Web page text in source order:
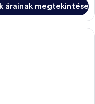
árainak megtekintése
melyhez tartozik